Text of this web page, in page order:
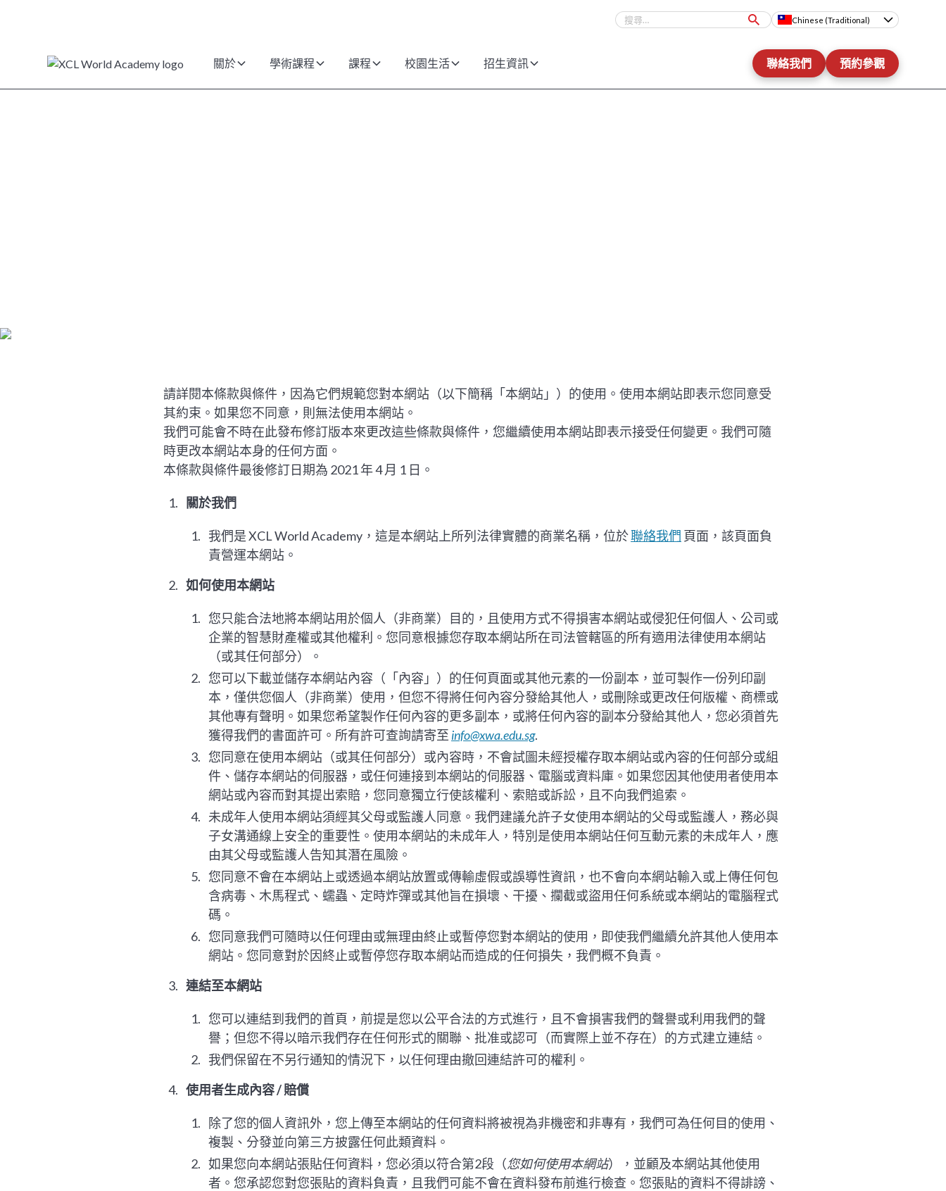
Chinese (Traditional)
關於 學術課程 課程 校園生活 招生資訊 聯絡我們 預約參觀
請詳閱本條款與條件，因為它們規範您對本網站（以下簡稱「本網站」）的使用。使用本網站即表示您同意受
其約束。如果您不同意，則無法使用本網站。
我們可能會不時在此發布修訂版本來更改這些條款與條件，您繼續使用本網站即表示接受任何變更。我們可隨
時更改本網站本身的任何方面。
本條款與條件最後修訂日期為 2021 年 4 月 1 日。
關於我們
我們是 XCL World Academy，這是本網站上所列法律實體的商業名稱，位於聯絡我們 頁面，該頁面負
責營運本網站。
如何使用本網站
您只能合法地將本網站用於個人（非商業）目的，且使用方式不得損害本網站或侵犯任何個人、公司或
企業的智慧財產權或其他權利。您同意根據您存取本網站所在司法管轄區的所有適用法律使用本網站
（或其任何部分）。
您可以下載並儲存本網站內容（「內容」）的任何頁面或其他元素的一份副本，並可製作一份列印副
本，僅供您個人（非商業）使用，但您不得將任何內容分發給其他人，或刪除或更改任何版權、商標或
其他專有聲明。如果您希望製作任何內容的更多副本，或將任何內容的副本分發給其他人，您必須首先
獲得我們的書面許可。所有許可查詢請寄至 info@xwa.edu.sg.
您同意在使用本網站（或其任何部分）或內容時，不會試圖未經授權存取本網站或內容的任何部分或組
件、儲存本網站的伺服器，或任何連接到本網站的伺服器、電腦或資料庫。如果您因其他使用者使用本
網站或內容而對其提出索賠，您同意獨立行使該權利、索賠或訴訟，且不向我們追索。
未成年人使用本網站須經其父母或監護人同意。我們建議允許子女使用本網站的父母或監護人，務必與
子女溝通線上安全的重要性。使用本網站的未成年人，特別是使用本網站任何互動元素的未成年人，應
由其父母或監護人告知其潛在風險。
您同意不會在本網站上或透過本網站放置或傳輸虛假或誤導性資訊，也不會向本網站輸入或上傳任何包
含病毒、木馬程式、蠕蟲、定時炸彈或其他旨在損壞、干擾、攔截或盜用任何系統或本網站的電腦程式
碼。
您同意我們可隨時以任何理由或無理由終止或暫停您對本網站的使用，即使我們繼續允許其他人使用本
網站。您同意對於因終止或暫停您存取本網站而造成的任何損失，我們概不負責。
連結至本網站
您可以連結到我們的首頁，前提是您以公平合法的方式進行，且不會損害我們的聲譽或利用我們的聲
譽；但您不得以暗示我們存在任何形式的關聯、批准或認可（而實際上並不存在）的方式建立連結。
我們保留在不另行通知的情況下，以任何理由撤回連結許可的權利。
使用者生成內容 / 賠償
除了您的個人資訊外，您上傳至本網站的任何資料將被視為非機密和非專有，我們可為任何目的使用、
複製、分發並向第三方披露任何此類資料。
如果您向本網站張貼任何資料，您必須以符合第2段（您如何使用本網站），並顧及本網站其他使用
者。您承認您對您張貼的資料負責，且我們可能不會在資料發布前進行檢查。您張貼的資料不得誹謗、